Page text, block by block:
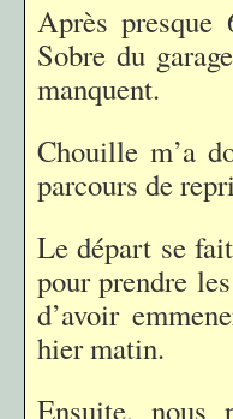
Après
Sobre du
manquent.
Chouille m’a
parcours de
Le départ se
pour prendre
d’avoir
hier matin.
Ensuite, nous